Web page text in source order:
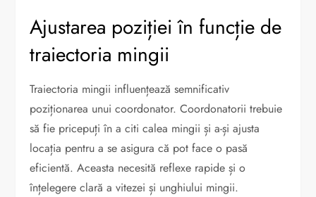
Ajustarea poziției în funcție de
traiectoria mingii
Traiectoria mingii influențează semnificativ
poziționarea unui coordonator. Coordonatorii trebuie
să fie pricepuți în a citi calea mingii și a-și ajusta
locația pentru a se asigura că pot face o pasă
eficientă. Aceasta necesită reflexe rapide și o
înțelegere clară a vitezei și unghiului mingii.